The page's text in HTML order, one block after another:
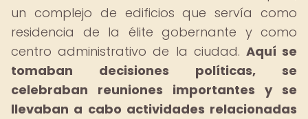
un complejo de edificios que servía como
residencia de la élite gobernante y como
centro administrativo de la ciudad. Aquí se
tomaban decisiones políticas, se
celebraban reuniones importantes y se
llevaban a cabo actividades relacionadas